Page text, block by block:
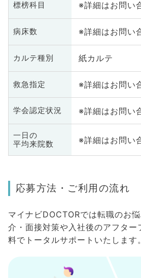
標榜科目 ※詳細はお問い
病床数 ※詳細はお問い
カルテ種別 紙カルテ
救急指定 ※詳細はお問い
学会認定状況 ※詳細はお問い
一日の
平均来院数
※詳細はお問い
応募方法・ご利用の流れ
マイナビDOCTORでは転職のお
介・面接対策や入社後のアフター
料でトータルサポートいたします。